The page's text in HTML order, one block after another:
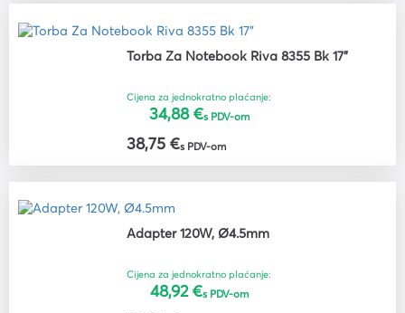
Torba Za Notebook Riva 8355 Bk 17"
Cijena za jednokratno plaćanje:
34,88 €s PDV-om
38,75 €s PDV-om
Adapter 120W, Ø4.5mm
Cijena za jednokratno plaćanje:
48,92 €s PDV-om